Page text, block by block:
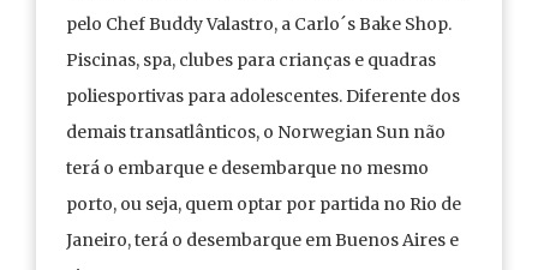
pelo Chef Buddy Valastro, a Carlo´s Bake Shop.
Piscinas, spa, clubes para crianças e quadras
poliesportivas para adolescentes. Diferente dos
demais transatlânticos, o Norwegian Sun não
terá o embarque e desembarque no mesmo
porto, ou seja, quem optar por partida no Rio de
Janeiro, terá o desembarque em Buenos Aires e